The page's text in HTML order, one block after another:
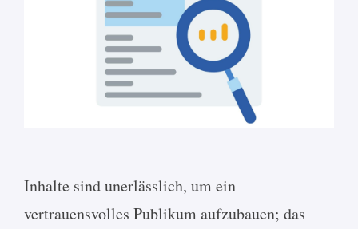
Inhalte sind unerlässlich, um ein
vertrauensvolles Publikum aufzubauen; das